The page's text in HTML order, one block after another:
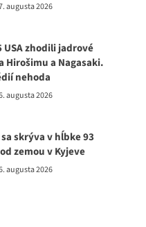
augusta 2026
USA zhodili jadrové
Hirošimu a Nagasaki.
nehoda
augusta 2026
skrýva v hĺbke 93
zemou v Kyjeve
augusta 2026